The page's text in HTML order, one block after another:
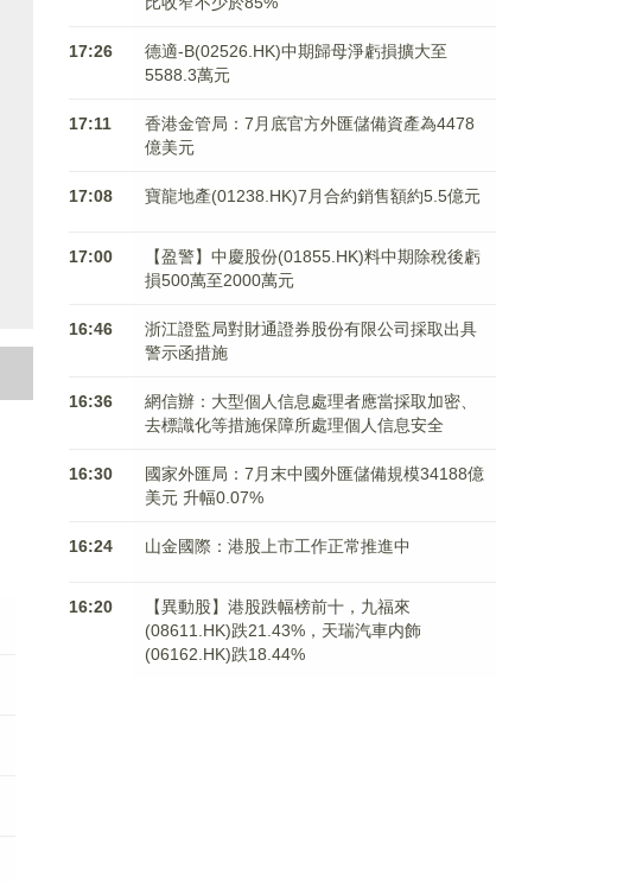
17:26
德適-B(02526.HK)中期歸母淨虧損擴大至
5588.3萬元
17:11
香港金管局：7月底官方外匯儲備資產為4478
億美元
17:08 寶龍地產(01238.HK)7月合約銷售額約5.5億元
17:00
【盈警】中慶股份(01855.HK)料中期除稅後虧
損500萬至2000萬元
16:46
浙江證監局對財通證券股份有限公司採取出具
警示函措施
16:36
網信辦：大型個人信息處理者應當採取加密、
去標識化等措施保障所處理個人信息安全
16:30
國家外匯局：7月末中國外匯儲備規模34188億
美元 升幅0.07%
16:24 山金國際：港股上市工作正常推進中
16:20
【異動股】港股跌幅榜前十，九福來
(08611.HK)跌21.43%，天瑞汽車内飾
(06162.HK)跌18.44%